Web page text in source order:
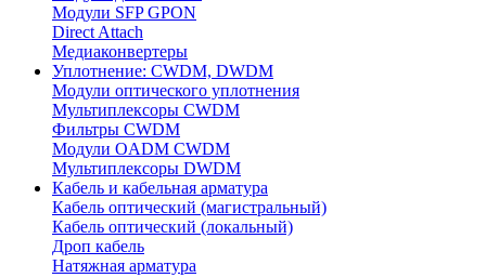
Модули SFP GPON
Direct Attach
Медиаконвертеры
Уплотнение: CWDM, DWDM
Модули оптического уплотнения
Мультиплексоры CWDM
Фильтры CWDM
Модули OADM CWDM
Мультиплексоры DWDM
Кабель и кабельная арматура
Кабель оптический (магистральный)
Кабель оптический (локальный)
Дроп кабель
Натяжная арматура